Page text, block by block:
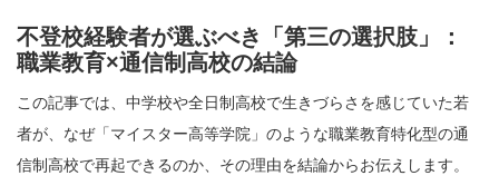
不登校経験者が選ぶべき「第三の選択肢」：
職業教育×通信制高校の結論
この記事では、中学校や全日制高校で生きづらさを感じていた若
者が、なぜ「マイスター高等学院」のような職業教育特化型の通
信制高校で再起できるのか、その理由を結論からお伝えします。